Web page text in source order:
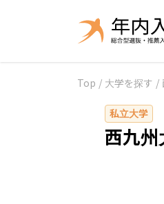
Top / 大学を探す /
私立大学
西九州